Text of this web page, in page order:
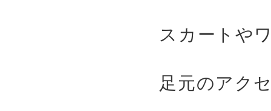
スカートや
足元のアク